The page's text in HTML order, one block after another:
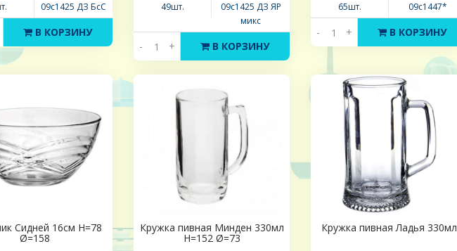
09с1425 ДЗ БсС
В КОРЗИНУ
49шт.
09с1425 ДЗ ЯР
микс
- + В КОРЗИНУ
65шт. 09с1447*
- + В КОРЗИНУ
Сидней 16см Н=78
Ø=158
Кружка пивная Минден 330мл
H=152 Ø=73
Кружка пивная Ладья 330мл